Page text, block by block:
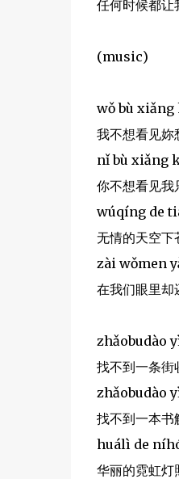
任何时候都让
(music)
wǒ bù
我不想看见妳
nǐ bù xiǎng
你不想看见我
wúqíng de
无情的天空下
zài wǒmen
在我们眼里却
zhǎobudào
找不到一条街
zhǎobudào
找不到一本书
huálì de
华丽的霓虹灯